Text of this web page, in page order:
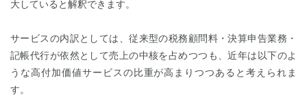
大していると解釈できます。
サービスの内訳としては、従来型の税務顧問料・決算申告業務・
記帳代行が依然として売上の中核を占めつつも、近年は以下のよ
うな高付加価値サービスの比重が高まりつつあると考えられま
す。